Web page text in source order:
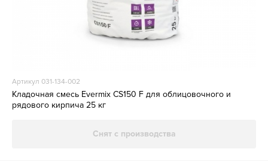
Артикул 031-134-002
Кладочная смесь Evermix CS150 F для облицовочного и
рядового кирпича 25 кг
Снят с производства